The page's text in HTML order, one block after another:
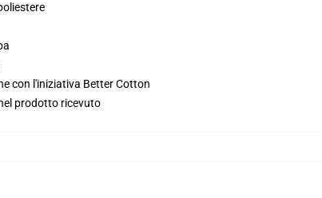
con l'iniziativa Better Cotton
prodotto ricevuto